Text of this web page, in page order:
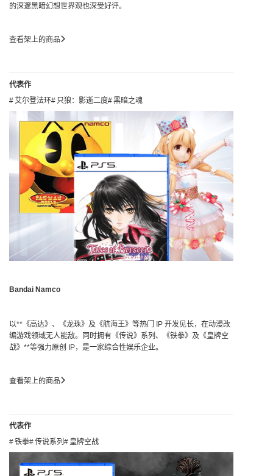
的深邃黑暗幻想世界观也深受好评。
查看架上的商品
代表作
艾尔登法环
只狼：影逝二度 黑暗之魂
Bandai Namco
以**《高达》、《龙珠》及《航海王》等热门 IP 开发见长，在动漫改
编游戏领域无人能敌。同时拥有《传说》系列、《铁拳》及《皇牌空
战》**等强力原创 IP，是一家综合性娱乐企业。
查看架上的商品
代表作
铁拳
传说系列 皇牌空战